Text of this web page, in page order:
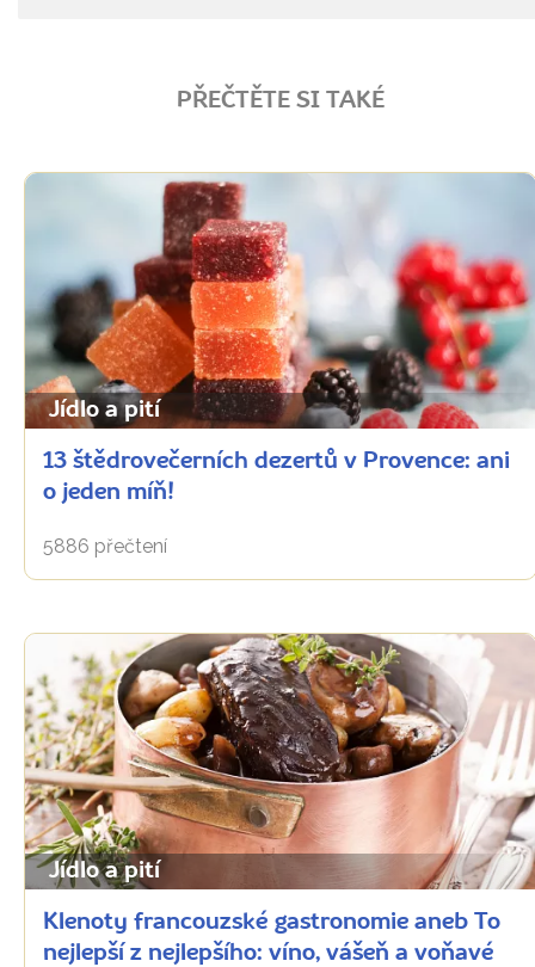
PŘEČTĚTE SI TAKÉ
Jídlo a pití
13 štědrovečerních dezertů v Provence: ani
o jeden míň!
5886 přečtení
Jídlo a pití
Klenoty francouzské gastronomie aneb To
nejlepší z nejlepšího: víno, vášeň a voňavé